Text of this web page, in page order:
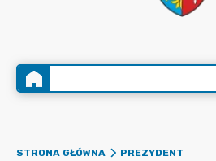
STRONA GŁÓWNA
PREZYDENT